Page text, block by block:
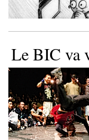
Le BIC va